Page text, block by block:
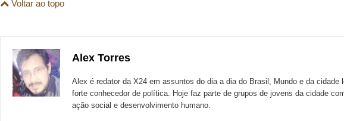
são
sites
externos
com
Email
esta
com
Facebook
Voltar ao topo
Alex Torres
Alex é redator da X24 em assuntos do dia a dia do Brasil, Mundo e da cidade
forte conhecedor de política. Hoje faz parte de grupos de jovens da cidade
ação social e desenvolvimento humano.